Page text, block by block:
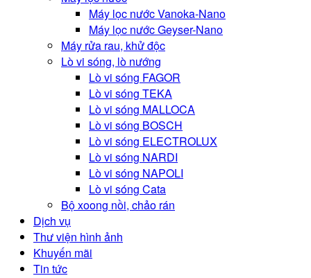
Máy lọc nước Vanoka-Nano
Máy lọc nước Geyser-Nano
Máy rửa rau, khử độc
Lò vi sóng, lò nướng
Lò vi sóng FAGOR
Lò vi sóng TEKA
Lò vi sóng MALLOCA
Lò vi sóng BOSCH
Lò vi sóng ELECTROLUX
Lò vi sóng NARDI
Lò vi sóng NAPOLI
Lò vi sóng Cata
Bộ xoong nồi, chảo rán
Dịch vụ
Thư viện hình ảnh
Khuyến mãi
Tin tức